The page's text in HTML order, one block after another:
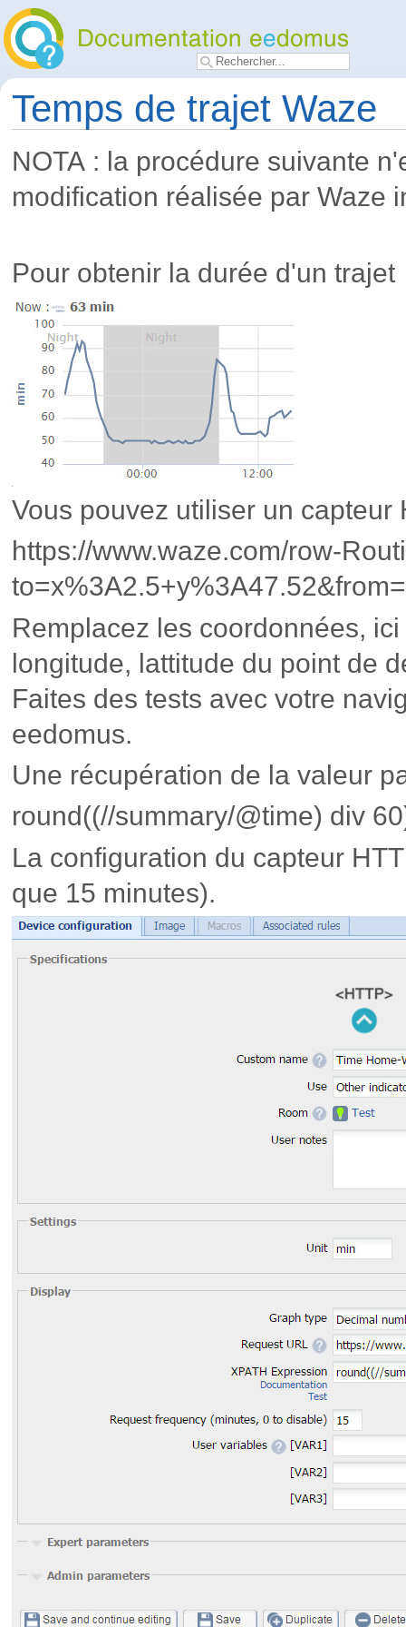
Temps de trajet Waze
NOTA : la procédure suivante
modification réalisée par Waze
Pour obtenir la durée d'un trajet
Vous pouvez utiliser un capteur
https://www.waze.com/row-
Remplacez les coordonnées,
longitude, lattitude du point de
Faites des tests avec votre
eedomus.
Une récupération de la valeur
round((//summary/@time) div
La configuration du capteur
que 15 minutes).